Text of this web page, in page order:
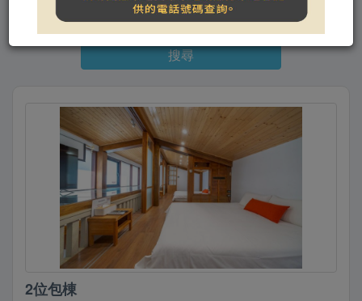
搜尋
2位包棟